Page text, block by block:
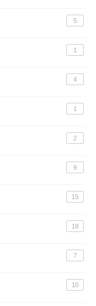
5
1
4
1
2
9
15
18
7
10